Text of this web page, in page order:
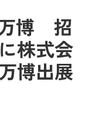
万博 招
株式会
博出展